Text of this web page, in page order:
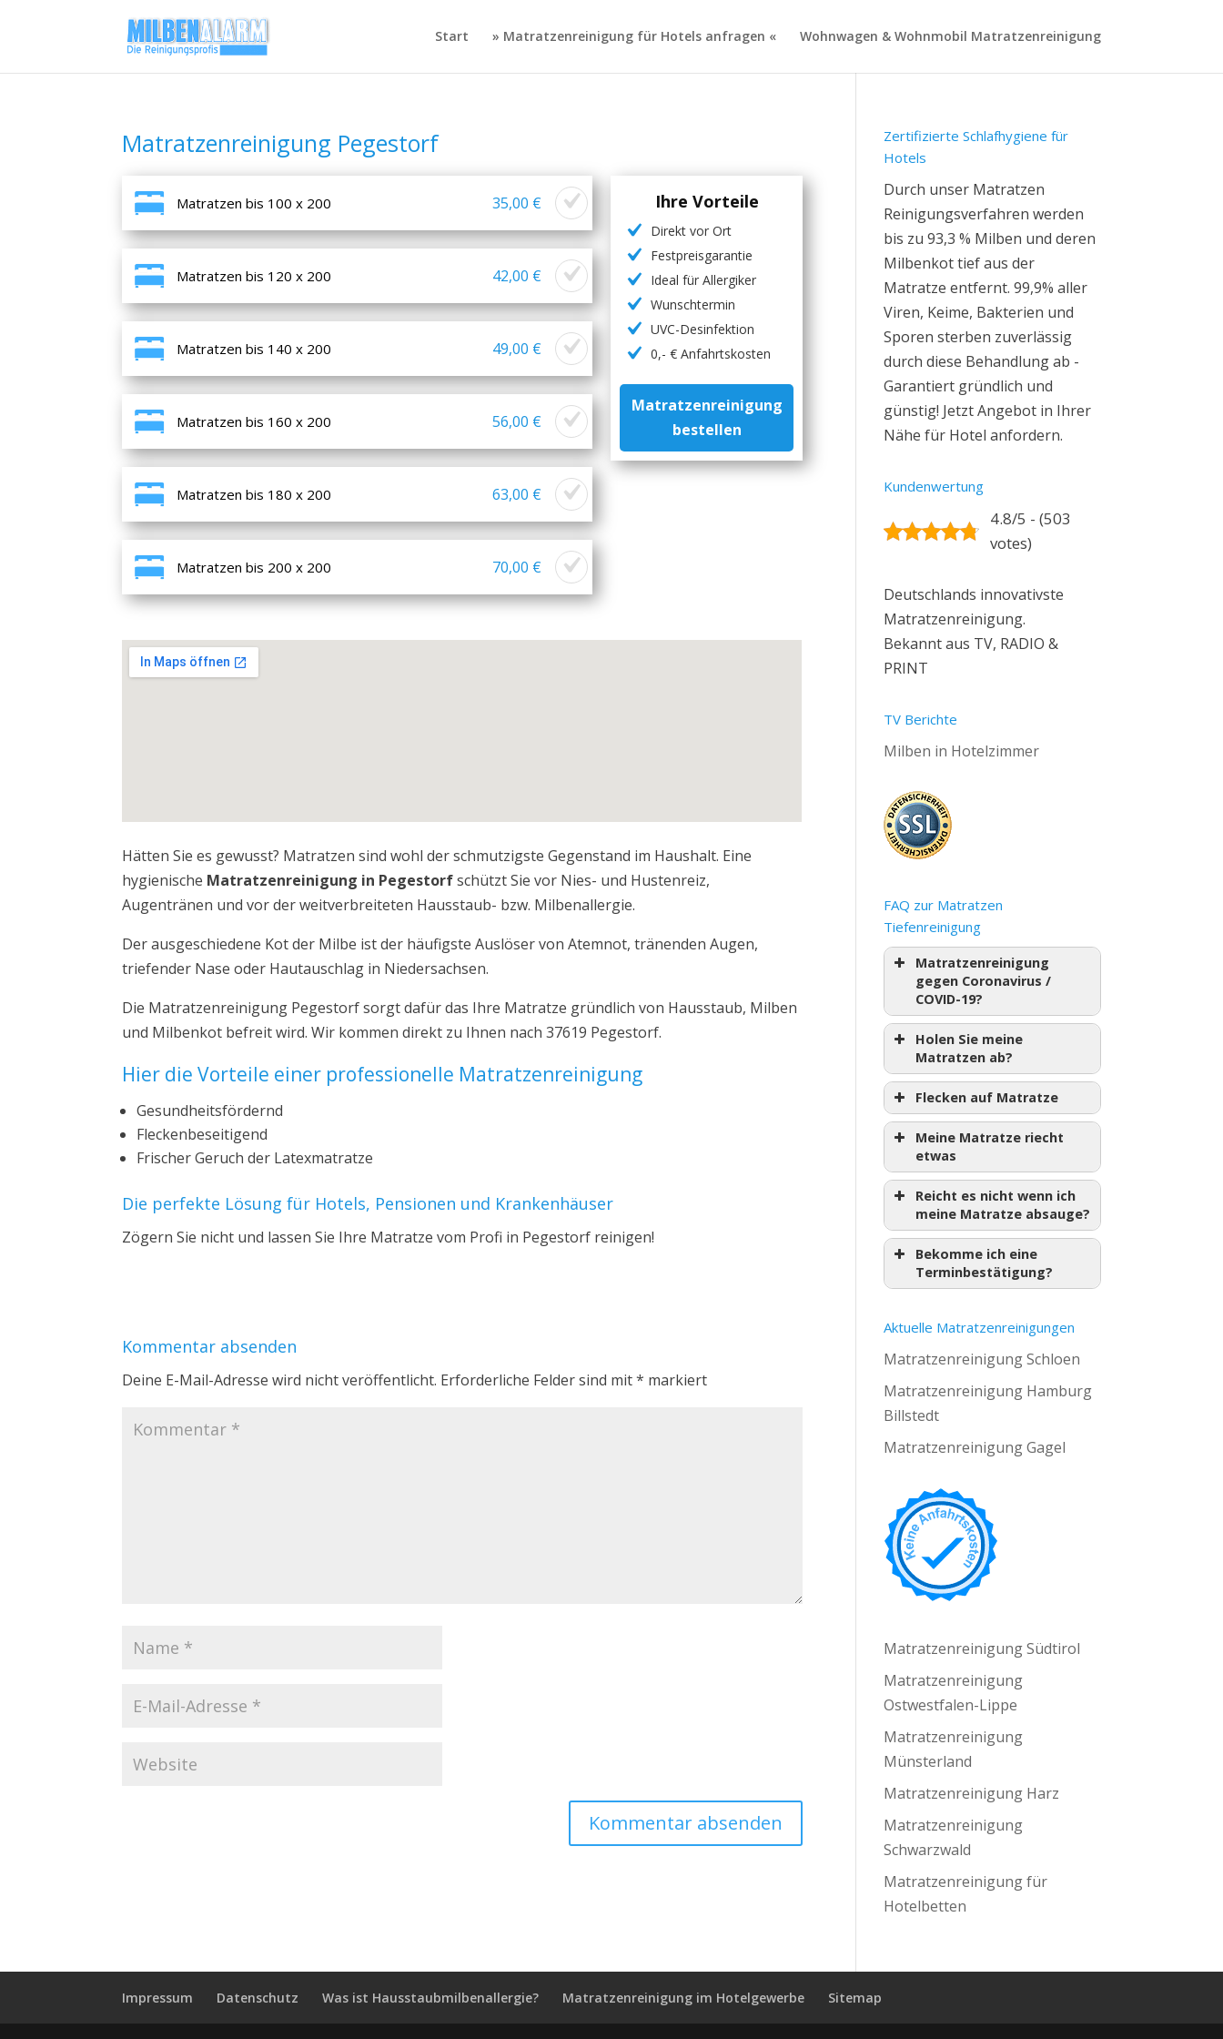
Start » Matratzenreinigung für Hotels anfragen « Wohnwagen & Wohnmobil Matratzenreinigung
Matratzenreinigung Pegestorf
Matratzen bis 100 x 200 35,00 €
Matratzen bis 120 x 200 42,00 €
Matratzen bis 140 x 200 49,00 €
Matratzen bis 160 x 200 56,00 €
Matratzen bis 180 x 200 63,00 €
Matratzen bis 200 x 200 70,00 €
Ihre Vorteile
Direkt vor Ort
Festpreisgarantie
Ideal für Allergiker
Wunschtermin
UVC-Desinfektion
0,- € Anfahrtskosten
Matratzenreinigung
bestellen
Hätten Sie es gewusst? Matratzen sind wohl der schmutzigste Gegenstand im Haushalt. Eine
hygienische Matratzenreinigung in Pegestorfschützt Sie vor Nies- und Hustenreiz,
Augentränen und vor der weitverbreiteten Hausstaub- bzw. Milbenallergie.
Der ausgeschiedene Kot der Milbe ist der häufigste Auslöser von Atemnot, tränenden Augen,
triefender Nase oder Hautauschlag in Niedersachsen.
Die Matratzenreinigung Pegestorf sorgt dafür das Ihre Matratze gründlich von Hausstaub, Milben
und Milbenkot befreit wird. Wir kommen direkt zu Ihnen nach 37619 Pegestorf.
Hier die Vorteile einer professionelle Matratzenreinigung
Gesundheitsfördernd
Fleckenbeseitigend
Frischer Geruch der Latexmatratze
Die perfekte Lösung für Hotels, Pensionen und Krankenhäuser
Zögern Sie nicht und lassen Sie Ihre Matratze vom Profi in Pegestorf reinigen!
Kommentar absenden
Deine E-Mail-Adresse wird nicht veröffentlicht. Erforderliche Felder sind mit* markiert
Zertifizierte Schlafhygiene für
Hotels
Durch unser Matratzen
Reinigungsverfahren werden
bis zu 93,3 % Milben und deren
Milbenkot tief aus der
Matratze entfernt. 99,9% aller
Viren, Keime, Bakterien und
Sporen sterben zuverlässig
durch diese Behandlung ab -
Garantiert gründlich und
günstig! Jetzt Angebot in Ihrer
Nähe für Hotel anfordern.
Kundenwertung
4.8/5 - (503
votes)
Deutschlands innovativste
Matratzenreinigung.
Bekannt aus TV, RADIO &
PRINT
TV Berichte
Milben in Hotelzimmer
FAQ zur Matratzen
Tiefenreinigung
Matratzenreinigung
gegen Coronavirus /
COVID-19?
Holen Sie meine
Matratzen ab?
Flecken auf Matratze
Meine Matratze riecht
etwas
Reicht es nicht wenn ich
meine Matratze absauge?
Bekomme ich eine
Terminbestätigung?
Aktuelle Matratzenreinigungen
Matratzenreinigung Schloen
Matratzenreinigung Hamburg
Billstedt
Matratzenreinigung Gagel
Matratzenreinigung Südtirol
Matratzenreinigung
Ostwestfalen-Lippe
Matratzenreinigung
Münsterland
Matratzenreinigung Harz
Matratzenreinigung
Schwarzwald
Matratzenreinigung für
Hotelbetten
Impressum Datenschutz Was ist Hausstaubmilbenallergie? Matratzenreinigung im Hotelgewerbe Sitemap